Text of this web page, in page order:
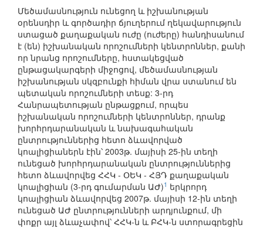
Մեծամասնություն ունեցող և իշխանության
օրենսդիր և գործադիր ճյուղերում ղեկավարություն
ստացած քաղաքական ուժը (ուժերը) հանդիսանում
է (են) իշխանական որոշումների կենտրոններ, քանի
որ նրանց որոշումները, հստակեցված
ընթացակարգերի միջոցով, մեծամասնության
իշխանության սկզբունքի հիման վրա ստանում են
պետական որոշումների տեսք: 3-րդ
Հանրապետության ընթացքում, որպես
իշխանական որոշումների կենտրոններ, դրանք
խորհրդարանական և նախագահական
ընտրություններից հետո ձևավորված
կոալիցիաներն էին՝ 2003թ. մայիսի 25-ին տեղի
ունեցած խորհրդարանական ընտրություններից
հետո ձևավորվեց ՀՀԿ - ՕԵԿ - ՀՅԴ քաղաքական
կոալիցիան (3-րդ գումարման ԱԺ)1 երկրորդ
կոալիցիան ձևավորվեց 2007թ. մայիսի 12-ին տեղի
ունեցած ԱԺ ընտրությունների արդյունքում, մի
փոքր այլ ձևաչափով՝ ՀՀԿ-ն և ԲՀԿ-ն ստորագրեցին